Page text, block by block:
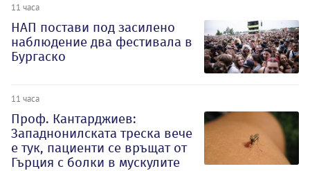
11 часа
НАП постави под засилено
наблюдение два фестивала в
Бургаско
11 часа
Проф. Кантарджиев:
Западнонилската треска вече
е тук, пациенти се връщат от
Гърция с болки в мускулите